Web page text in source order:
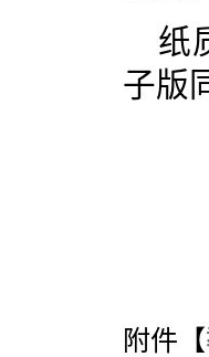
纸
子版
附件【